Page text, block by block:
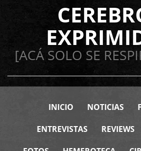
[ACÁ SOLO SE
INICIO NOTICIAS
ENTREVISTAS REVIEWS